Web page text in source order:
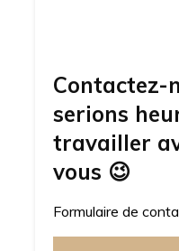
Contactez-
serions
travailler
vous 😉
Formulaire de